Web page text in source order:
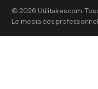
© 2026 Utilitaires.com.
Le media des